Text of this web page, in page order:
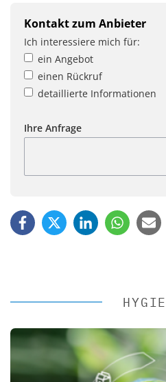
Kontakt zum Anbieter
Ich interessiere mich für:
ein Angebot
einen Rückruf
detaillierte Informationen
Ihre Anfrage